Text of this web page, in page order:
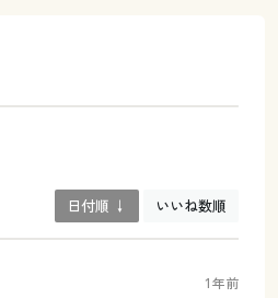
日付順 ↓ いいね数順
1年前